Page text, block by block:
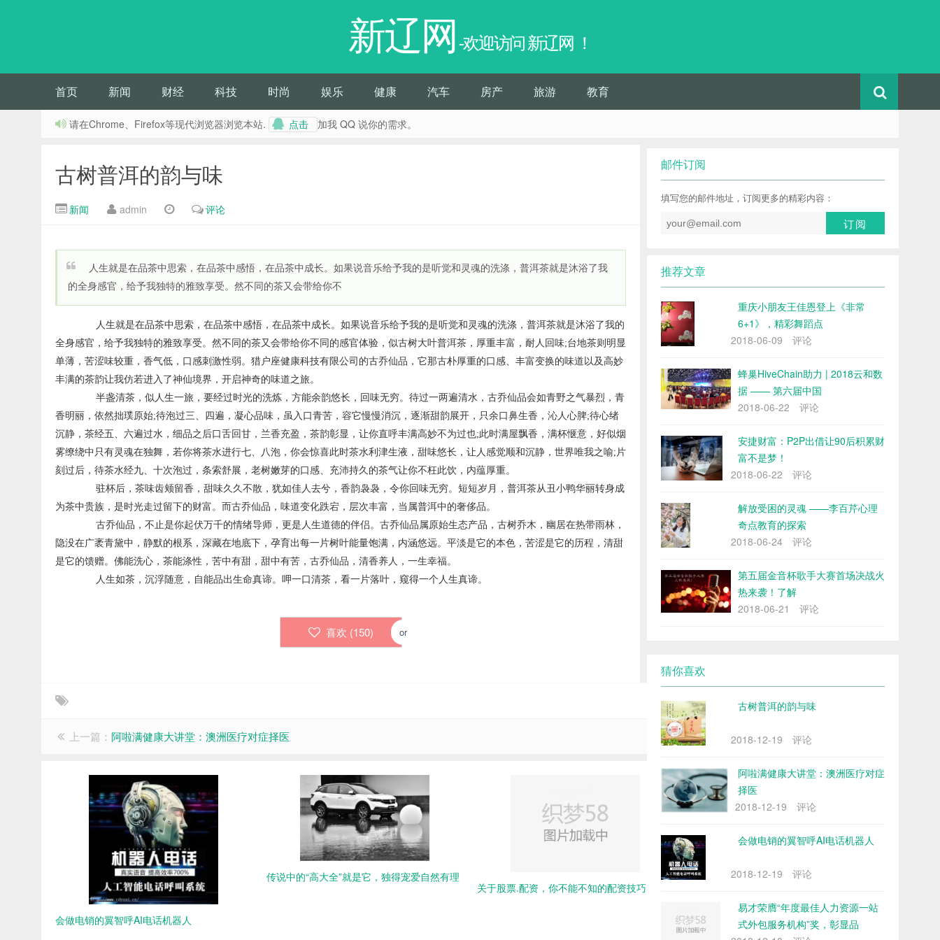
新辽网 -欢迎访问 新辽网 ！
首页 新闻 财经 科技 时尚 娱乐 健康 汽车 房产 旅游 教育
请在Chrome、Firefox等现代浏览器浏览本站. 点击 加我 QQ 说你的需求。
古树普洱的韵与味
新闻 admin 评论
人生就是在品茶中思索，在品茶中感悟，在品茶中成长。如果说音乐给予我的是听觉和灵魂的洗涤，普洱茶就是沐浴了我
的全身感官，给予我独特的雅致享受。然不同的茶又会带给你不
人生就是在品茶中思索，在品茶中感悟，在品茶中成长。如果说音乐给予我的是听觉和灵魂的洗涤，普洱茶就是沐浴了我的
全身感官，给予我独特的雅致享受。然不同的茶又会带给你不同的感官体验，似古树大叶普洱茶，厚重丰富，耐人回味;台地茶则明显
单薄，苦涩味较重，香气低，口感刺激性弱。猎户座健康科技有限公司的古乔仙品，它那古朴厚重的口感、丰富变换的味道以及高妙
丰满的茶韵让我仿若进入了神仙境界，开启神奇的味道之旅。
半盏清茶，似人生一旅，要经过时光的洗炼，方能余韵悠长，回味无穷。待过一两遍清水，古乔仙品会如青野之气暴烈，青
香明丽，依然拙璞原始;待泡过三、四遍，凝心品味，虽入口青苦，容它慢慢消沉，逐渐甜韵展开，只余口鼻生香，沁人心脾;待心绪
沉静，茶经五、六遍过水，细品之后口舌回甘，兰香充盈，茶韵彰显，让你直呼丰满高妙不为过也;此时满屋飘香，满杯惬意，好似烟
雾缭绕中只有灵魂在独舞，若你将茶水进行七、八泡，你会惊喜此时茶水利津生液，甜味悠长，让人感觉顺和沉静，世界唯我之喻;片
刻过后，待茶水经九、十次泡过，条索舒展，老树嫩芽的口感、充沛持久的茶气让你不枉此饮，内蕴厚重。
驻杯后，茶味齿颊留香，甜味久久不散，犹如佳人去兮，香韵袅袅，令你回味无穷。短短岁月，普洱茶从丑小鸭华丽转身成
为茶中贵族，是时光走过留下的财富。而古乔仙品，味道变化跌宕，层次丰富，当属普洱中的奢侈品。
古乔仙品，不止是你起伏万千的情绪导师，更是人生道德的伴侣。古乔仙品属原始生态产品，古树乔木，幽居在热带雨林，
隐没在广袤青黛中，静默的根系，深藏在地底下，孕育出每一片树叶能量饱满，内涵悠远。平淡是它的本色，苦涩是它的历程，清甜
是它的馈赠。佛能洗心，茶能涤性，苦中有甜，甜中有苦，古乔仙品，清香养人，一生幸福。
人生如茶，沉浮随意，自能品出生命真谛。呷一口清茶，看一片落叶，窥得一个人生真谛。
喜欢 (150) or
上一篇： 阿啦满健康大讲堂：澳洲医疗对症择医 下一篇：没有了
会做电销的翼智呼AI电话机器人
传说中的“高大全”就是它，独得宠爱自然有理
关于股票.配资，你不能不知的配资技巧
邮件订阅
填写您的邮件地址，订阅更多的精彩内容：
推荐文章
重庆小朋友王佳恩登上《非常
6+1》，精彩舞蹈点
2018-06-09
评论
蜂巢HiveChain助力 | 2018云和数
据 —— 第六届中国
2018-06-22
评论
安捷财富：P2P出借让90后积累财
富不是梦！
2018-06-22
评论
解放受困的灵魂 ——李百芹心理
奇点教育的探索
2018-06-24
评论
第五届金音杯歌手大赛首场决战火
热来袭！了解
2018-06-21
评论
猜你喜欢
古树普洱的韵与味
2018-12-19 评论
阿啦满健康大讲堂：澳洲医疗对症
择医
2018-12-19
评论
会做电销的翼智呼AI电话机器人
2018-12-19 评论
易才荣膺“年度最佳人力资源一站
式外包服务机构”奖，彰显品